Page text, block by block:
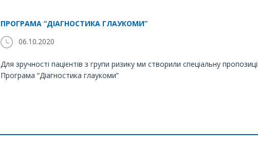
ПРОГРАМА “ДІАГНОСТИКА ГЛАУКОМИ”
06.10.2020
Для зручності пацієнтів з групи ризику ми створили спеціальну
Програма “Діагностика глаукоми”